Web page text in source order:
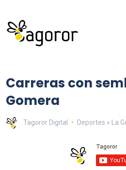
Carreras con
Gomera
Tagoror Digital Deportes » La